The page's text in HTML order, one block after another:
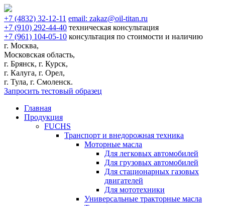
+7 (4832) 32-12-11 email: zakaz@oil-titan.ru
+7 (910) 292-44-40 техническая консультация
+7 (961) 104-05-10 консультация по стоимости и наличию
г. Москва,
Московская область,
г. Брянск, г. Курск,
г. Калуга, г. Орел,
г. Тула, г. Смоленск.
Запросить тестовый образец
Главная
Продукция
FUCHS
Транспорт и внедорожная техника
Моторные масла
Для легковых автомобилей
Для грузовых автомобилей
Для стационарных газовых
двигателей
Для мототехники
Универсальные тракторные масла